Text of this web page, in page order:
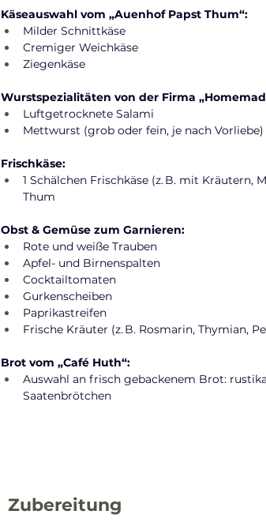
Käseauswahl vom „Auenhof Papst Thum“:
Milder Schnittkäse
Cremiger Weichkäse
Ziegenkäse
Wurstspezialitäten von der Firma
Luftgetrocknete Salami
Mettwurst (grob oder fein, je nach Vorliebe)
Frischkäse:
1 Schälchen Frischkäse (z. B. mit
Thum
Obst & Gemüse zum Garnieren:
Rote und weiße Trauben
Apfel- und Birnenspalten
Cocktailtomaten
Gurkenscheiben
Paprikastreifen
Frische Kräuter (z. B. Rosmarin, Thymian,
Brot vom „Café Huth“:
Auswahl an frisch gebackenem Brot:
Saatenbrötchen
Zubereitung